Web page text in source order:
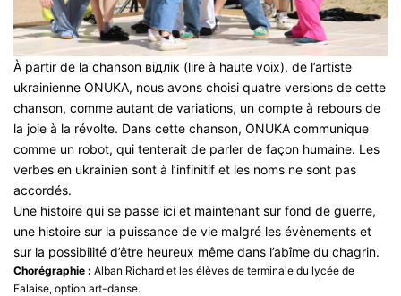
À partir de la chanson відлік (lire à haute voix), de l’artiste
ukrainienne ONUKA, nous avons choisi quatre versions de cette
chanson, comme autant de variations, un compte à rebours de
la joie à la révolte. Dans cette chanson, ONUKA communique
comme un robot, qui tenterait de parler de façon humaine. Les
verbes en ukrainien sont à l’infinitif et les noms ne sont pas
accordés.
Une histoire qui se passe ici et maintenant sur fond de guerre,
une histoire sur la puissance de vie malgré les évènements et
sur la possibilité d’être heureux même dans l’abîme du chagrin.
Chorégraphie : Alban Richard et les élèves de terminale du lycée de
Falaise, option art-danse.